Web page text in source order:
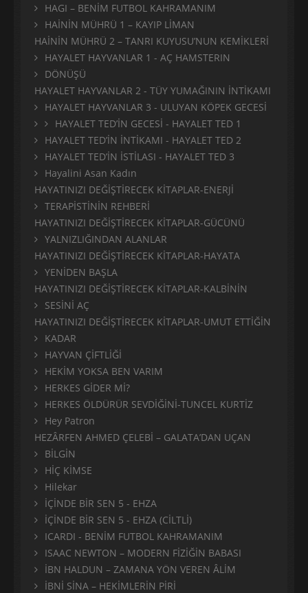
HAGI – BENİM FUTBOL KAHRAMANIM
HAİNİN MÜHRÜ 1 – KAYIP LİMAN
HAİNİN MÜHRÜ 2 – TANRI KUYUSU’NUN KEMİKLERİ
HAYALET HAYVANLAR 1 - AÇ HAMSTERIN
DÖNÜŞÜ
HAYALET HAYVANLAR 2 - TÜY YUMAĞININ İNTİKAMI
HAYALET HAYVANLAR 3 - ULUYAN KÖPEK GECESİ
HAYALET TED’İN GECESİ - HAYALET TED 1
HAYALET TED’İN İNTİKAMI - HAYALET TED 2
HAYALET TED’İN İSTİLASI - HAYALET TED 3
Hayalini Asan Kadın
HAYATINIZI DEĞİŞTİRECEK KİTAPLAR-ENERJİ
TERAPİSTİNİN REHBERİ
HAYATINIZI DEĞİŞTİRECEK KİTAPLAR-GÜCÜNÜ
YALNIZLIĞINDAN ALANLAR
HAYATINIZI DEĞİŞTİRECEK KİTAPLAR-HAYATA
YENİDEN BAŞLA
HAYATINIZI DEĞİŞTİRECEK KİTAPLAR-KALBİNİN
SESİNİ AÇ
HAYATINIZI DEĞİŞTİRECEK KİTAPLAR-UMUT ETTİĞİN
KADAR
HAYVAN ÇİFTLİĞİ
HEKİM YOKSA BEN VARIM
HERKES GİDER Mİ?
HERKES ÖLDÜRÜR SEVDİĞİNİ-TUNCEL KURTİZ
Hey Patron
HEZÂRFEN AHMED ÇELEBİ – GALATA’DAN UÇAN
BİLGİN
HİÇ KİMSE
Hilekar
İÇİNDE BİR SEN 5 - EHZA
İÇİNDE BİR SEN 5 - EHZA (CİLTLİ)
ICARDI - BENİM FUTBOL KAHRAMANIM
ISAAC NEWTON – MODERN FİZİĞİN BABASI
İBN HALDUN – ZAMANA YÖN VEREN ÂLİM
İBNİ SİNA – HEKİMLERİN PİRİ